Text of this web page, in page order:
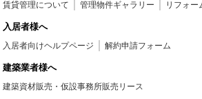
賃貸管理について 管理物件ギャラリー リフォー
入居者様へ
入居者向けヘルプページ 解約申請フォーム
建築業者様へ
建築資材販売・仮設事務所販売リース